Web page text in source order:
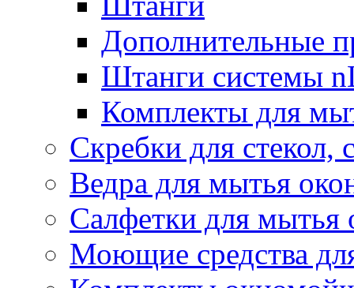
Дополнительные
Штанги системы
Комплекты для
Скребки для стекол,
Ведра для мытья
Салфетки для мытья
Моющие средства